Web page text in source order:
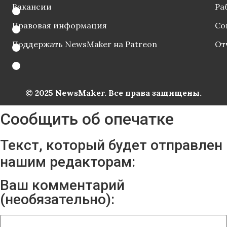
Вакансии
Правовая информация
Поддержать NewsMaker на Patreon
© 2025 NewsMaker. Все права защищены.
Сообщить об опечатке
Текст, который будет отправлен
нашим редакторам:
Ваш комментарий
(необязательно):